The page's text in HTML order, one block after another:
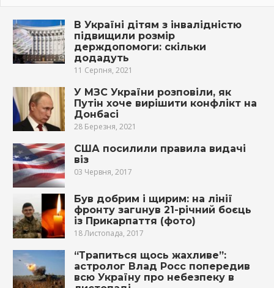
В Україні дітям з інвалідністю
підвищили розмір
держдопомоги: скільки
додадуть
11 Серпня, 2021
У МЗС України розповіли, як
Путін хоче вирішити конфлікт на
Донбасі
28 Березня, 2021
США посилили правила видачі
віз
03 Червня, 2017
Був добрим і щирим: на лінії
фрoнту зaгuнyв 21-річний боєць
із Прикарпаття (фото)
18 Листопада, 2017
“Трапиться щось жахливе”:
астролог Влад Росс попередив
всю Україну про небезпеку в